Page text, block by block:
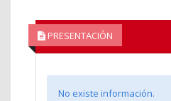
PRESENTACIÓN
No existe información.